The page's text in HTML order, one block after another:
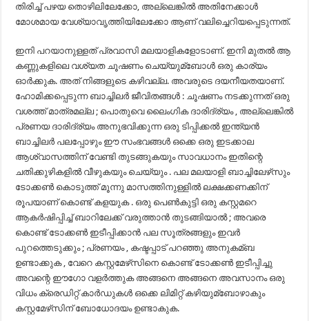
തിരിച്ച്‌ പഴയ തൊഴിലിലേക്കോ, അല്ലെങ്കില്‍ അതിനേക്കാള്‍
മോശമായ വേശ്യാവൃത്തിയിലേക്കോ ആണ് വലിച്ചെറിയപ്പെടുന്നത്.
ഇനി പറയാനുള്ളത് പ്രവാസി മലയാളികളോടാണ്. ഇനി മുതല്‍ ആ
കണ്ണുകളിലെ വശ്യത ചൂഷണം ചെയ്യുമ്ബോള്‍ ഒരു കാര്യം
ഓര്‍ക്കുക. അത് നിങ്ങളുടെ കഴിവല്ല. അവരുടെ ദയനീയതയാണ്.
ഹോമിക്കപ്പെടുന്ന ബാച്ചിലര്‍ ജീവിതങ്ങള്‍ : ചൂഷണം നടക്കുന്നത് ഒരു
വശത്ത് മാത്രമല്ല ; പൊതുവെ ലൈംഗിക ദാരിദ്ര്യം , അല്ലെങ്കില്‍
പ്രണയ ദാരിദ്ര്യം അനുഭവിക്കുന്ന ഒരു ടിപ്പിക്കല്‍ ഇന്ത്യന്‍
ബാച്ചിലര്‍ പലപ്പോഴും ഈ സംഭവങ്ങള്‍ ഒക്കെ ഒരു ഇടക്കാല
ആശ്വാസത്തിന് വേണ്ടി തുടങ്ങുകയും സാവധാനം ഇതിന്റെ
ചതിക്കുഴികളില്‍ വീഴുകയും ചെയ്യും . പല മലയാളി ബാച്ചിലേഴ്‌സും
ടോക്കണ്‍ കൊടുത്ത് മൂന്നു മാസത്തിനുള്ളില്‍ ലക്ഷക്കണക്കിന്
രൂപയാണ് കൊണ്ട് കളയുക . ഒരു പെണ്‍കുട്ടി ഒരു കസ്റ്റമറെ
ആകര്‍ഷിപ്പിച്ച്‌ ബാറിലേക്ക് വരുത്താന്‍ തുടങ്ങിയാല്‍ ; അവരെ
കൊണ്ട് ടോക്കണ്‍ ഇടീപ്പിക്കാന്‍ പല സൂത്രങ്ങളും ഇവര്‍
പുറത്തെടുക്കും ; പ്രണയം , കഷ്ടപ്പാട് പറഞ്ഞു അനുകമ്ബ
ഉണ്ടാക്കുക , വേറെ കസ്റ്റമേഴ്‌സിനെ കൊണ്ട് ടോക്കണ്‍ ഇടീപ്പിച്ചു
അവന്റെ ഈഗോ വളര്‍ത്തുക അങ്ങനെ അങ്ങനെ അവസാനം ഒരു
വിധം ക്രെഡിറ്റ് കാര്‍ഡുകള്‍ ഒക്കെ ലിമിറ്റ് കഴിയുമ്ബോഴാകും
കസ്റ്റമേഴ്‌സിന് ബോധോദയം ഉണ്ടാകുക.